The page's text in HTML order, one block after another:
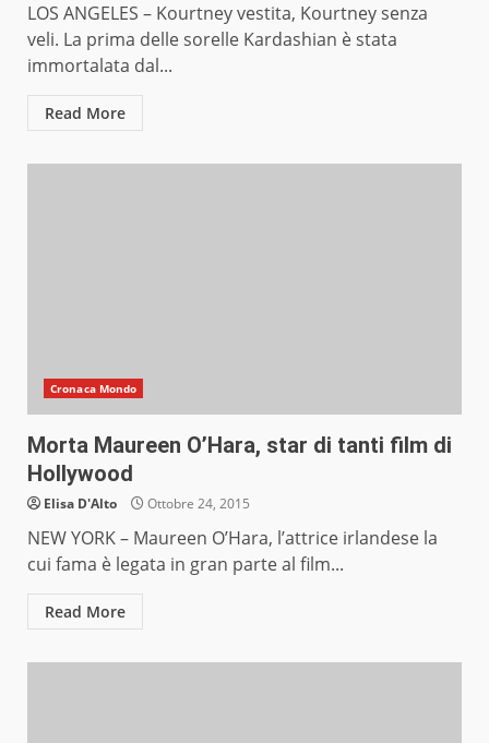
LOS ANGELES – Kourtney vestita, Kourtney senza
veli. La prima delle sorelle Kardashian è stata
immortalata dal...
Read More
Cronaca Mondo
Morta Maureen O’Hara, star di tanti film di
Hollywood
Elisa D'Alto Ottobre 24, 2015
NEW YORK – Maureen O’Hara, l’attrice irlandese la
cui fama è legata in gran parte al film...
Read More